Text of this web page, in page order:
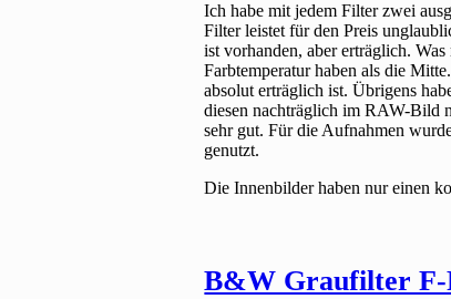
Ich habe mit jedem Filter zwei
Filter leistet für den Preis
ist vorhanden, aber erträglich.
Farbtemperatur haben als die
absolut erträglich ist. Übrigens
diesen nachträglich im RAW-Bild
sehr gut. Für die Aufnahmen
genutzt.
Die Innenbilder haben nur einen
B&W Graufilter F-